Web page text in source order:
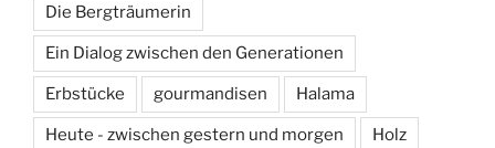
Die Bergträumerin
Ein Dialog zwischen den Generationen
Erbstücke gourmandisen Halama
Heute - zwischen gestern und morgen Holz